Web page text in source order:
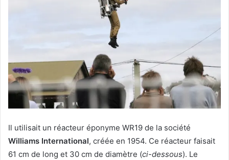
Il utilisait un réacteur éponyme WR19 de la société
Williams International, créée en 1954. Ce réacteur faisait
61 cm de long et 30 cm de diamètre (ci-dessous). Le